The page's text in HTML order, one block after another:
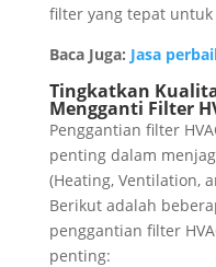
filter yang tepat untuk
Baca Juga: Jasa
Tingkatkan
Mengganti Filter
Penggantian filter
penting dalam
(Heating, Ventilation,
Berikut adalah
penggantian filter
penting: